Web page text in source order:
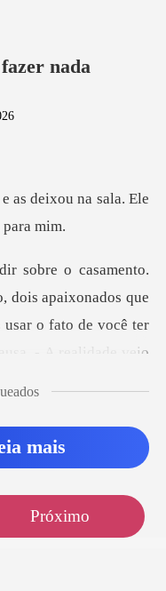
nada
as deixou na sala. Ele
dois apaixonados que
usar o fato de você
mais
Próximo